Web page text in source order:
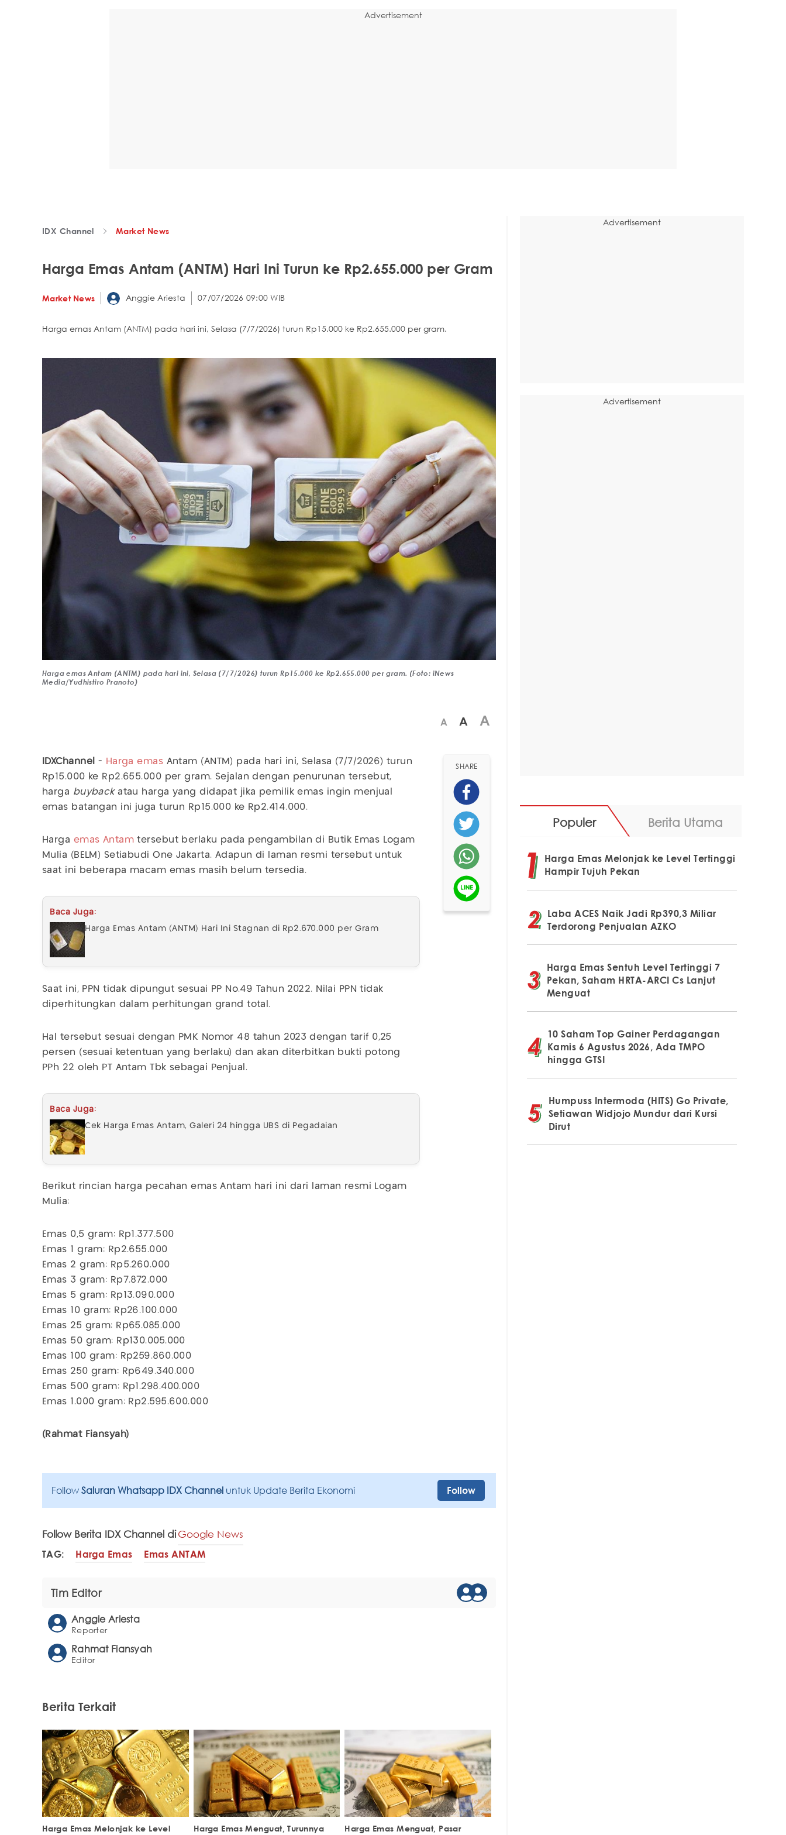
Advertisement
IDX Channel Market News
Harga Emas Antam (ANTM) Hari Ini Turun ke Rp2.655.000 per Gram
Market News Anggie Ariesta 07/07/2026 09:00 WIB
Harga emas Antam (ANTM) pada hari ini, Selasa (7/7/2026) turun Rp15.000 ke Rp2.655.000 per gram.
Harga emas Antam (ANTM) pada hari ini, Selasa (7/7/2026) turun Rp15.000 ke Rp2.655.000 per gram. (Foto: iNews
Media/Yudhistiro Pranoto)
A A A
IDXChannel - Harga emas Antam (ANTM) pada hari ini, Selasa (7/7/2026) turun
Rp15.000 ke Rp2.655.000 per gram. Sejalan dengan penurunan tersebut,
harga buybackatau harga yang didapat jika pemilik emas ingin menjual
emas batangan ini juga turun Rp15.000 ke Rp2.414.000.
Harga emas Antam tersebut berlaku pada pengambilan di Butik Emas Logam
Mulia (BELM) Setiabudi One Jakarta. Adapun di laman resmi tersebut untuk
saat ini beberapa macam emas masih belum tersedia.
Baca Juga:
Harga Emas Antam (ANTM) Hari Ini Stagnan di Rp2.670.000 per Gram
Saat ini, PPN tidak dipungut sesuai PP No.49 Tahun 2022. Nilai PPN tidak
diperhitungkan dalam perhitungan grand total.
Hal tersebut sesuai dengan PMK Nomor 48 tahun 2023 dengan tarif 0,25
persen (sesuai ketentuan yang berlaku) dan akan diterbitkan bukti potong
PPh 22 oleh PT Antam Tbk sebagai Penjual.
Baca Juga:
Cek Harga Emas Antam, Galeri 24 hingga UBS di Pegadaian
Berikut rincian harga pecahan emas Antam hari ini dari laman resmi Logam
Mulia:
Emas 0,5 gram: Rp1.377.500
Emas 1 gram: Rp2.655.000
Emas 2 gram: Rp5.260.000
Emas 3 gram: Rp7.872.000
Emas 5 gram: Rp13.090.000
Emas 10 gram: Rp26.100.000
Emas 25 gram: Rp65.085.000
Emas 50 gram: Rp130.005.000
Emas 100 gram: Rp259.860.000
Emas 250 gram: Rp649.340.000
Emas 500 gram: Rp1.298.400.000
Emas 1.000 gram: Rp2.595.600.000
(Rahmat Fiansyah)
SHARE
Follow Saluran Whatsapp IDX Channel untuk Update Berita Ekonomi Follow
Follow Berita IDX Channel diGoogle News
TAG: Harga Emas Emas ANTAM
Tim Editor
Anggie Ariesta
Reporter
Rahmat Fiansyah
Editor
Berita Terkait
Harga Emas Melonjak ke Level Harga Emas Menguat, Turunnya Harga Emas Menguat, Pasar
Advertisement
Advertisement
Populer Berita Utama
Harga Emas Melonjak ke Level Tertinggi
Hampir Tujuh Pekan
Laba ACES Naik Jadi Rp390,3 Miliar
Terdorong Penjualan AZKO
Harga Emas Sentuh Level Tertinggi 7
Pekan, Saham HRTA-ARCI Cs Lanjut
Menguat
10 Saham Top Gainer Perdagangan
Kamis 6 Agustus 2026, Ada TMPO
hingga GTSI
Humpuss Intermoda (HITS) Go Private,
Setiawan Widjojo Mundur dari Kursi
Dirut